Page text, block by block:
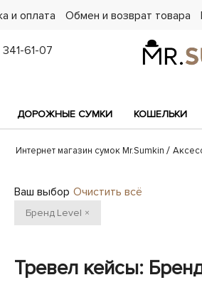
и оплата Обмен и возврат товара
61-07
ДОРОЖНЫЕ СУМКИ КОШЕЛЬКИ
Интернет магазин сумок Mr.Sumkin
Ваш выбор Очистить всё
Бренд Level ×
Тревел кейсы: